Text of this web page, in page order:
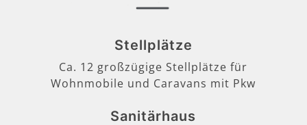
Stellplätze
Ca. 12 großzügige Stellplätze für
Wohnmobile und Caravans mit Pkw
Sanitärhaus